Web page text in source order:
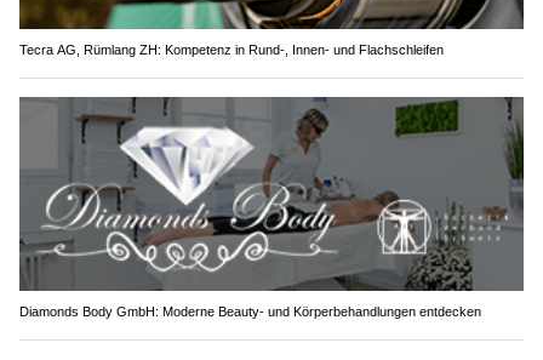
Tecra AG, Rümlang ZH: Kompetenz in Rund-, Innen- und Flachschleifen
Diamonds Body GmbH: Moderne Beauty- und Körperbehandlungen entdecken